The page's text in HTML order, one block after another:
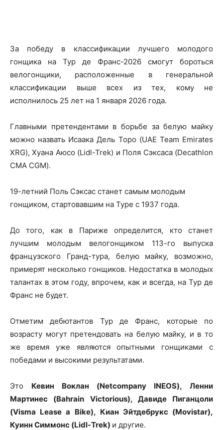
За победу в классификации лучшего молодого
гонщика на Тур де Франс-2026 смогут бороться
велогонщики, расположенные в генеральной
классификации выше всех из тех, кому не
исполнилось 25 лет на 1 января 2026 года.
Главными претендентами в борьбе за белую майку
можно назвать Исаака Дель Торо (UAE Team Emirates
XRG), Хуана Аюсо (Lidl-Trek) и Поля Сэксаса (Decathlon
CMA CGM).
19-летний Поль Сэксас станет самым молодым
гонщиком, стартовавшим на Туре с 1937 года.
До того, как в Париже определится, кто станет
лучшим молодым велогонщиком 113-го выпуска
французского Гранд-тура, белую майку, возможно,
примерят несколько гонщиков. Недостатка в молодых
талантах в этом году, впрочем, как и всегда, на Тур де
Франс не будет.
Отметим дебютантов Тур де Франс, которые по
возрасту могут претендовать на белую майку, и в то
же время уже являются опытными гонщиками с
победами и высокими результатами.
Это Кевин Воклан (Netcompany INEOS), Ленни
Мартинес (Bahrain Victorious), Давиде Пиганцоли
(Visma Lease a Bike), Киан Эйтдебрукс (Movistar),
Куинн Симмонс (Lidl-Trek) и другие.